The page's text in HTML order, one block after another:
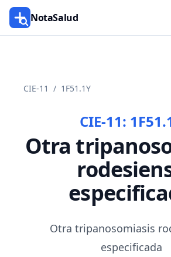
NotaSalud
CIE-11 / 1F51.1Y
CIE-11:
Otra
Otra tripanosomiasis
especificada